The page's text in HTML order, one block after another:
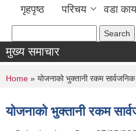
गृहपृष्ठ परिचय वडा
मुख्य समाचार
You are here
Home » योजनाको भुक्तानी रकम सार्वजनिक
योजनाको भुक्तानी रकम